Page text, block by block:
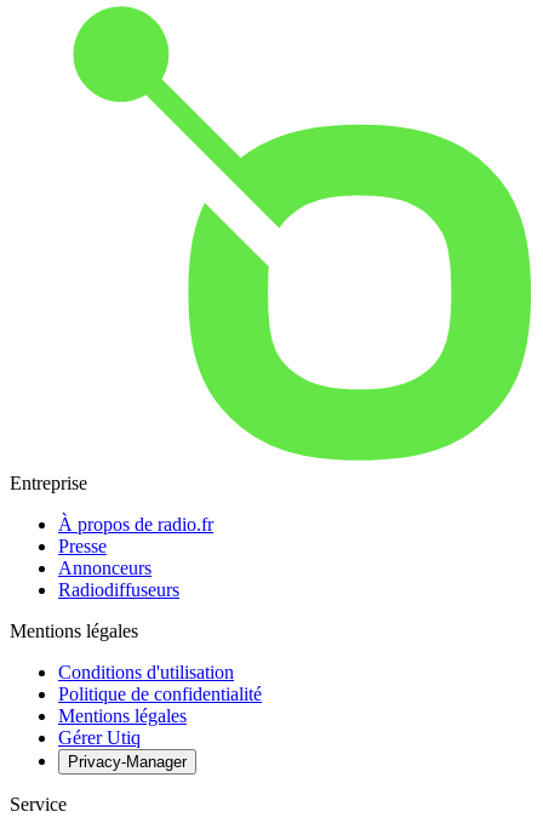
Entreprise
À propos de radio.fr
Presse
Annonceurs
Radiodiffuseurs
Mentions légales
Conditions d'utilisation
Politique de confidentialité
Mentions légales
Gérer Utiq
Privacy-Manager
Service